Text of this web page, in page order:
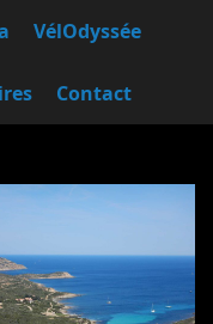
VélOdyssée
Contact